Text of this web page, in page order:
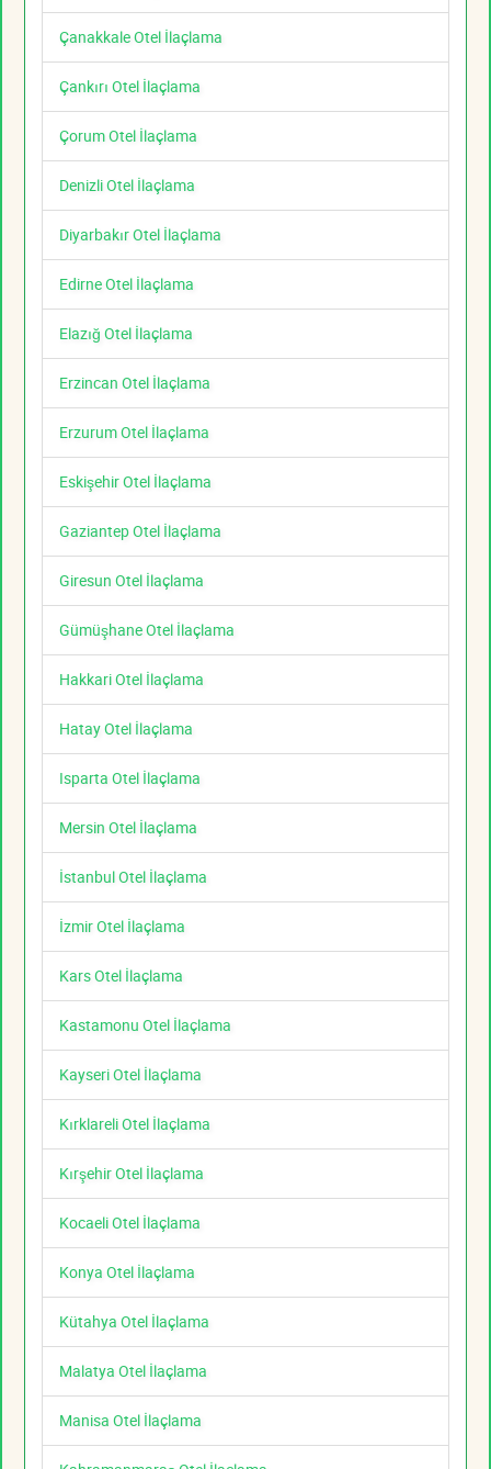
Çanakkale Otel İlaçlama
Çankırı Otel İlaçlama
Çorum Otel İlaçlama
Denizli Otel İlaçlama
Diyarbakır Otel İlaçlama
Edirne Otel İlaçlama
Elazığ Otel İlaçlama
Erzincan Otel İlaçlama
Erzurum Otel İlaçlama
Eskişehir Otel İlaçlama
Gaziantep Otel İlaçlama
Giresun Otel İlaçlama
Gümüşhane Otel İlaçlama
Hakkari Otel İlaçlama
Hatay Otel İlaçlama
Isparta Otel İlaçlama
Mersin Otel İlaçlama
İstanbul Otel İlaçlama
İzmir Otel İlaçlama
Kars Otel İlaçlama
Kastamonu Otel İlaçlama
Kayseri Otel İlaçlama
Kırklareli Otel İlaçlama
Kırşehir Otel İlaçlama
Kocaeli Otel İlaçlama
Konya Otel İlaçlama
Kütahya Otel İlaçlama
Malatya Otel İlaçlama
Manisa Otel İlaçlama